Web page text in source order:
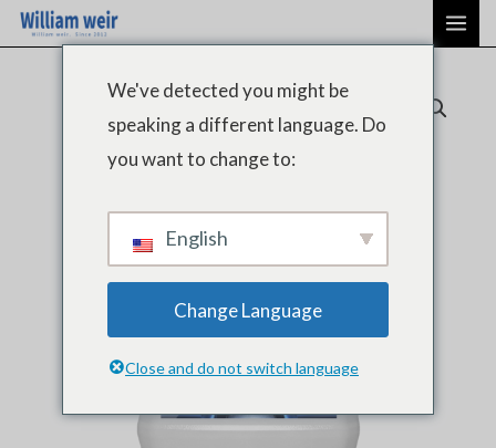
Aller
au
We've detected you might be
speaking a different language. Do
you want to change to:
English
Change Language
Close and do not switch language